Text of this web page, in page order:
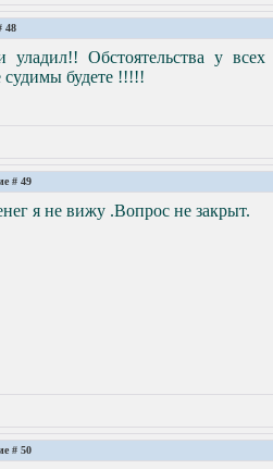
48
Обстоятельства у
судимы будете !!!!!
# 49
я не вижу .Вопрос не закрыт.
# 50